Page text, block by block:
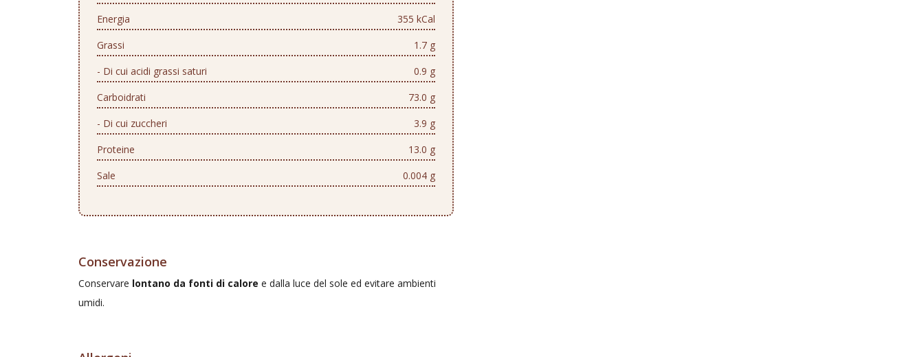
Energia
355 kCal
Grassi
1.7 g
- Di cui acidi grassi saturi
0.9 g
Carboidrati
73.0 g
- Di cui zuccheri
3.9 g
Proteine
13.0 g
Sale
0.004 g
Conservazione
Conservare lontano da fonti di calore e dalla luce del sole ed evitare ambienti
umidi.